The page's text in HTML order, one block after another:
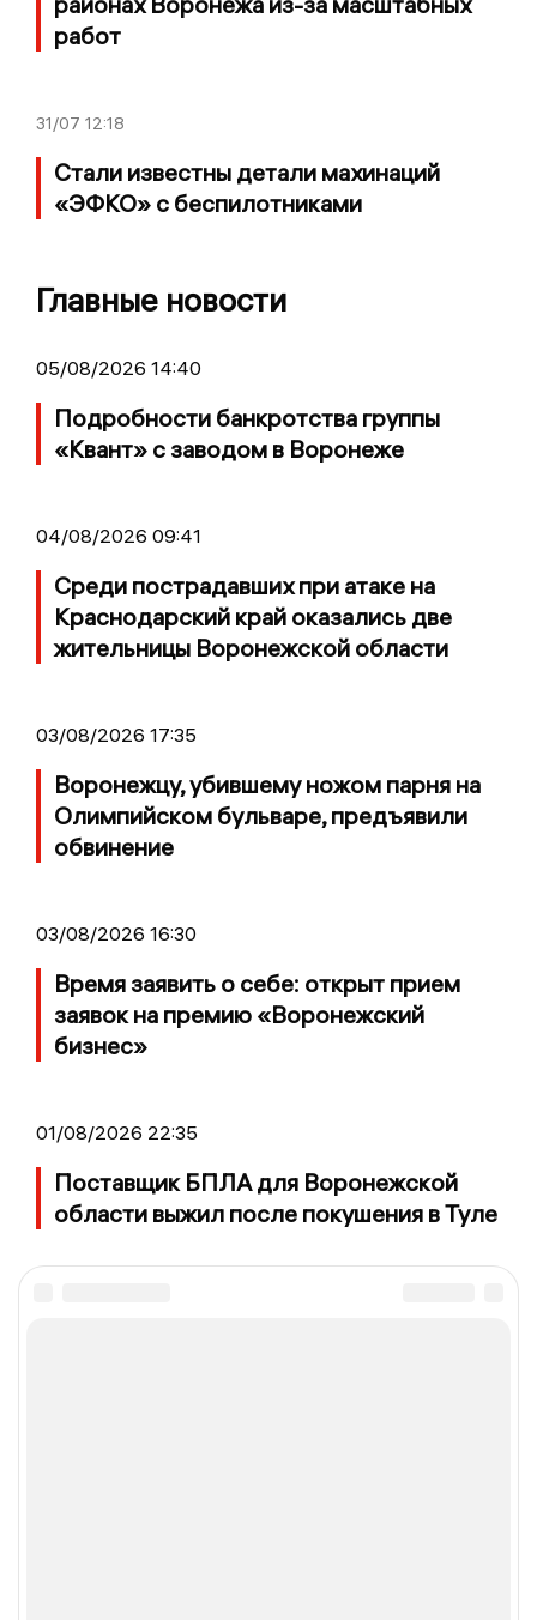
работ
31/07 12:18
Стали известны детали махинаций
«ЭФКО» с беспилотниками
Главные новости
05/08/2026 14:40
Подробности банкротства группы
«Квант» с заводом в Воронеже
04/08/2026 09:41
Среди пострадавших при атаке на
Краснодарский край оказались две
жительницы Воронежской области
03/08/2026 17:35
Воронежцу, убившему ножом парня на
Олимпийском бульваре, предъявили
обвинение
03/08/2026 16:30
Время заявить о себе: открыт прием
заявок на премию «Воронежский
бизнес»
01/08/2026 22:35
Поставщик БПЛА для Воронежской
области выжил после покушения в Туле